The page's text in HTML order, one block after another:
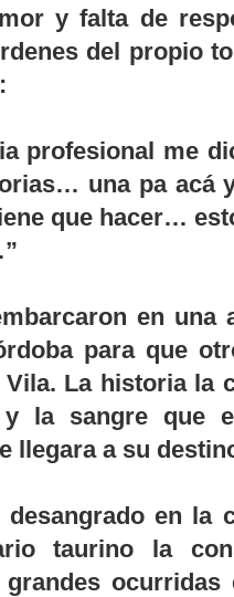
y falta de
del propio
profesional me
una pa acá
que hacer…
en una
para que
La historia la
la sangre que
llegara a su
en la
taurino la
grandes